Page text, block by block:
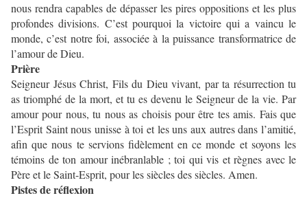
nous rendra capables de dépasser les pires oppositions et les plus
profondes divisions. C’est pourquoi la victoire qui a vaincu le
monde, c’est notre foi, associée à la puissance transformatrice de
l’amour de Dieu.
Prière
Seigneur Jésus Christ, Fils du Dieu vivant, par ta résurrection tu
as triomphé de la mort, et tu es devenu le Seigneur de la vie. Par
amour pour nous, tu nous as choisis pour être tes amis. Fais que
l’Esprit Saint nous unisse à toi et les uns aux autres dans l’amitié,
afin que nous te servions fidèlement en ce monde et soyons les
témoins de ton amour inébranlable ; toi qui vis et règnes avec le
Père et le Saint-Esprit, pour les siècles des siècles. Amen.
Pistes de réflexion